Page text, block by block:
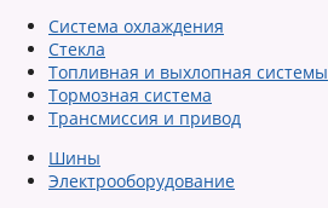
Система охлаждения
Стекла
Топливная и выхлопная системы
Тормозная система
Трансмиссия и привод
Шины
Электрооборудование